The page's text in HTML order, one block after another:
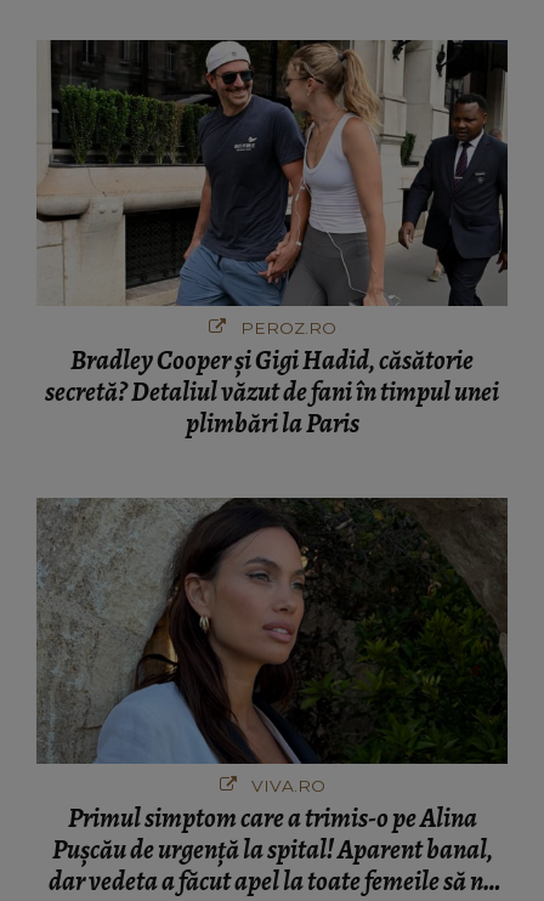
PEROZ.RO
Bradley Cooper și Gigi Hadid, căsătorie
secretă? Detaliul văzut de fani în timpul unei
plimbări la Paris
VIVA.RO
Primul simptom care a trimis-o pe Alina
Pușcău de urgență la spital! Aparent banal,
dar vedeta a făcut apel la toate femeile să nu